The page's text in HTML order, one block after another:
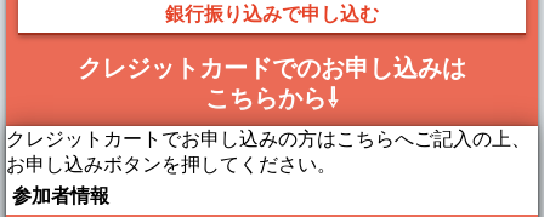
銀行振り込みで申し込む
クレジットカードでのお申し込みは
こちらから⇩
クレジットカートでお申し込みの方はこちらへご記入の上、
お申し込みボタンを押してください。
参加者情報